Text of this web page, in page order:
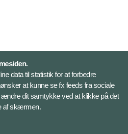
data til statistik for at forbedre
at kunne se fx feeds fra sociale
dit samtykke ved at klikke på det
af skærmen.